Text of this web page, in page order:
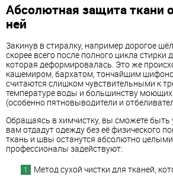
Абсолютная защита ткани
ней
Закинув в стиралку, например дорогое
скорее всего после полного цикла стирки
которая деформировалась. Это же
кашемиром, бархатом, тончайшим
считаются слишком чувствительными к
температуре воды и большинству моющих
(особенно пятновыводители и
Обращаясь в химчистку, вы сможете быть
вам отдадут одежду без её физического
ткань и швы останутся абсолютно
профессионалы задействуют:
Метод сухой чистки для тканей,